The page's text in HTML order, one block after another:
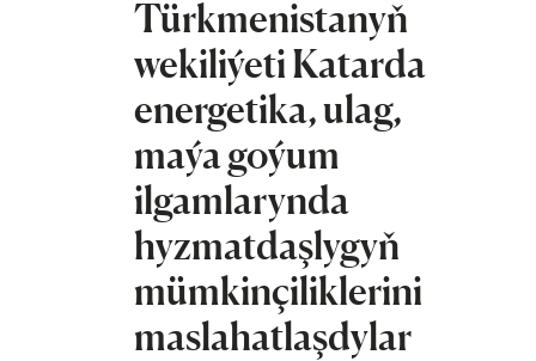
Türkmenistanyň
wekiliýeti Katarda
energetika, ulag,
maýa goýum
ilgamlarynda
hyzmatdaşlygyň
mümkinçiliklerini
maslahatlaşdylar